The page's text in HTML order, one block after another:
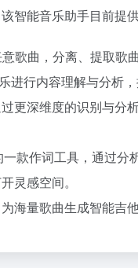
智能音乐助手目前提
意歌曲，分离、提取歌
进行内容理解与分析
更深维度的识别与分
款作词工具，通过
灵感空间。
海量歌曲生成智能吉